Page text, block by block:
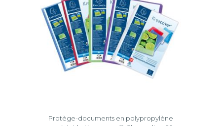
Protège-documents en polypropylène